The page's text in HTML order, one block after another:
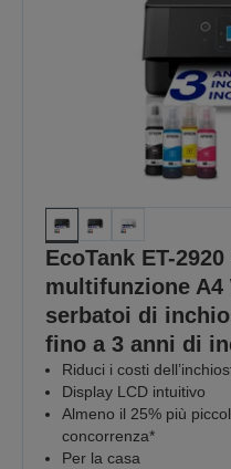
EcoTank ET-
multifunzione
serbatoi di
fino a 3 anni di
Riduci i costi
Display LCD intuitivo
Almeno il 25% più
concorrenza*
Per la casa